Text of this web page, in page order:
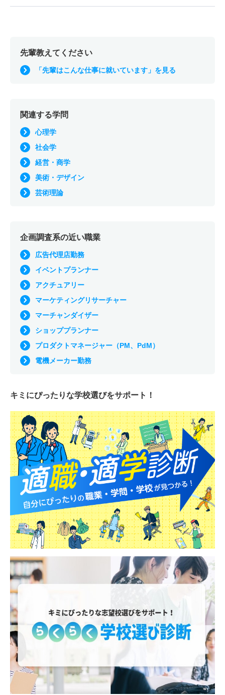
先輩教えてください
「先輩はこんな仕事に就いています」を見る
関連する学問
心理学
社会学
経営・商学
美術・デザイン
芸術理論
企画調査系の近い職業
広告代理店勤務
イベントプランナー
アクチュアリー
マーケティングリサーチャー
マーチャンダイザー
ショッププランナー
プロダクトマネージャー（PM、PdM）
電機メーカー勤務
キミにぴったりな学校選びをサポート！